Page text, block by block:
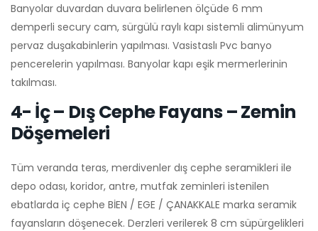
Banyolar duvardan duvara belirlenen ölçüde 6 mm
demperli secury cam, sürgülü raylı kapı sistemli alimünyum
pervaz duşakabinlerin yapılması. Vasistaslı Pvc banyo
pencerelerin yapılması. Banyolar kapı eşik mermerlerinin
takılması.
4- İç – Dış Cephe Fayans – Zemin
Döşemeleri
Tüm veranda teras, merdivenler dış cephe seramikleri ile
depo odası, koridor, antre, mutfak zeminleri istenilen
ebatlarda iç cephe BİEN / EGE / ÇANAKKALE marka seramik
fayansların döşenecek. Derzleri verilerek 8 cm süpürgelikleri